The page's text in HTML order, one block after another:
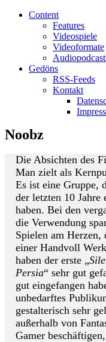
Content
Features
Videospiele
Videoformate
Gedöns
RSS-Feeds
Kontakt
Noobz
Die Absichten des
Man zielt als
Es ist eine Gruppe,
der letzten 10 Jahre
haben. Bei den
die Verwendung
Spielen am
einer Handvoll
haben der erste „
Persia“ sehr gut
gut eingefangen
unbedarftes
gestalterisch sehr
außerhalb von
Gamer